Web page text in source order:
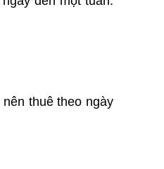
thuê theo ngày